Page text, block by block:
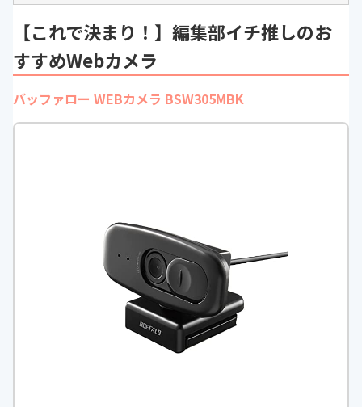
【これで決まり！】編集部イチ推しのお
すすめWebカメラ
バッファロー WEBカメラ BSW305MBK